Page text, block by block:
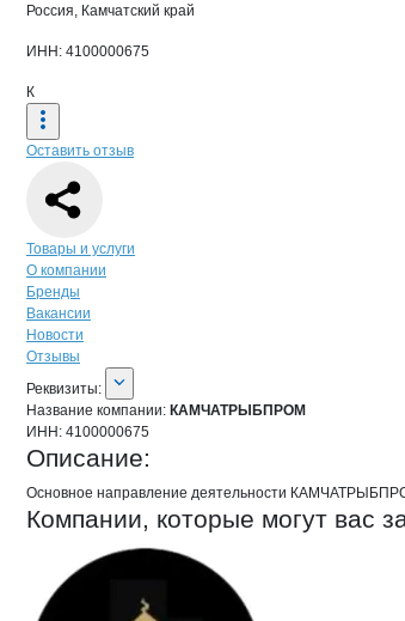
Россия, Камчатский край
ИНН: 4100000675
К
Оставить отзыв
Навигация по странице
Товары и услуги
О компании
Бренды
Вакансии
Новости
Отзывы
О компании
Реквизиты
Реквизиты:
Название компании: КАМЧАТРЫБПРОМ
ИНН: 4100000675
Описание:
Основное направление деятельности
Компании, которые могут вас